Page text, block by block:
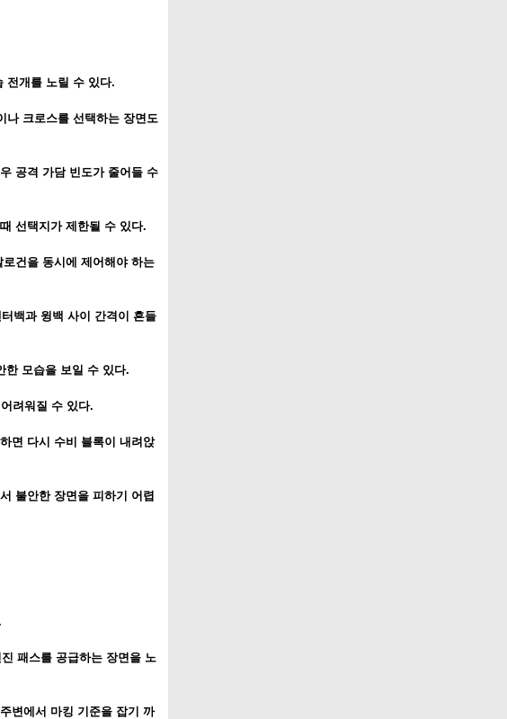
전개를 노릴 수 있다.
나 크로스를 선택하는 장면도
공격 가담 빈도가 줄어들 수
선택지가 제한될 수 있다.
건을 동시에 제어해야 하는
백과 윙백 사이 간격이 흔들
한 모습을 보일 수 있다.
려워질 수 있다.
면 다시 수비 블록이 내려앉
불안한 장면을 피하기 어렵
패스를 공급하는 장면을 노
변에서 마킹 기준을 잡기 까